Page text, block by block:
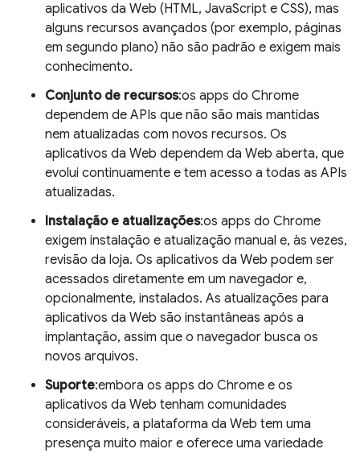
aplicativos da Web (HTML, JavaScript e CSS), mas
alguns recursos avançados (por exemplo, páginas
em segundo plano) não são padrão e exigem mais
conhecimento.
Conjunto de recursos:os apps do Chrome
dependem de APIs que não são mais mantidas
nem atualizadas com novos recursos. Os
aplicativos da Web dependem da Web aberta, que
evolui continuamente e tem acesso a todas as APIs
atualizadas.
Instalação e atualizações:os apps do Chrome
exigem instalação e atualização manual e, às vezes,
revisão da loja. Os aplicativos da Web podem ser
acessados diretamente em um navegador e,
opcionalmente, instalados. As atualizações para
aplicativos da Web são instantâneas após a
implantação, assim que o navegador busca os
novos arquivos.
Suporte:embora os apps do Chrome e os
aplicativos da Web tenham comunidades
consideráveis, a plataforma da Web tem uma
presença muito maior e oferece uma variedade